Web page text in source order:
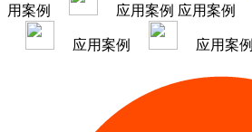
用案例 应用案例 应用案例
应用案例 应用案例